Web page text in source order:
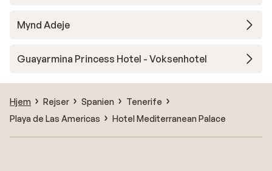
Mynd Adeje
Guayarmina Princess Hotel - Voksenhotel
Hjem Rejser Spanien
Tenerife
Playa de Las Americas
Hotel Mediterranean Palace